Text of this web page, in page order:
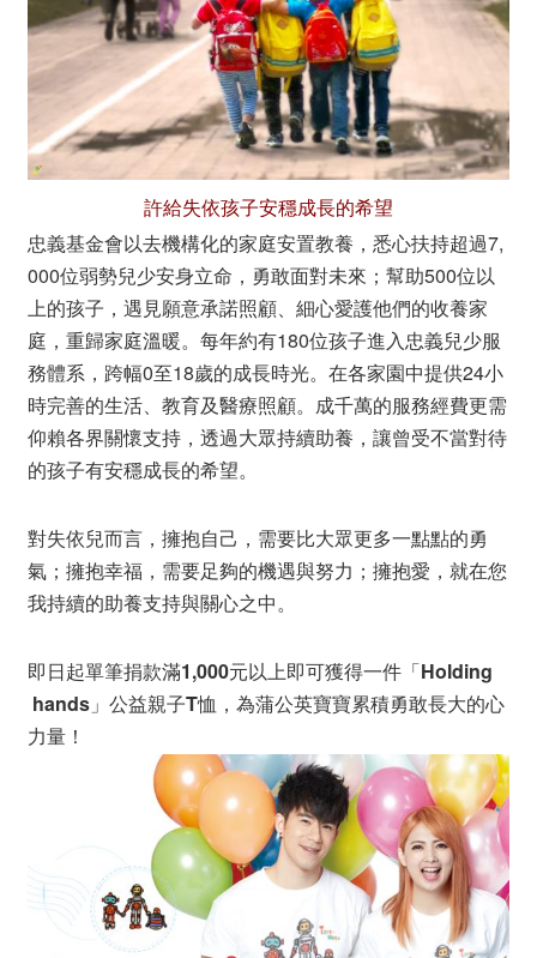
許給失依孩子安穩成長的希望
忠義基金會以去機構化的家庭安置教養，悉心扶持超過7,
000位弱勢兒少安身立命，勇敢面對未來；幫助500位以
上的孩子，遇見願意承諾照顧、細心愛護他們的收養家
庭，重歸家庭溫暖。每年約有180位孩子進入忠義兒少服
務體系，跨幅0至18歲的成長時光。在各家園中提供24小
時完善的生活、教育及醫療照顧。成千萬的服務經費更需
仰賴各界關懷支持，透過大眾持續助養，讓曾受不當對待
的孩子有安穩成長的希望。
對失依兒而言，擁抱自己，需要比大眾更多一點點的勇
氣；擁抱幸福，需要足夠的機遇與努力；擁抱愛，就在您
我持續的助養支持與關心之中。
即日起單筆捐款滿1,000元以上即可獲得一件「Holding
hands」公益親子T恤，為蒲公英寶寶累積勇敢長大的心
力量！